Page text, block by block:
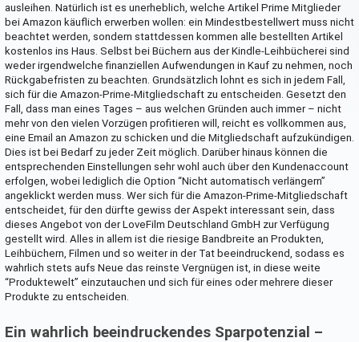
ausleihen. Natürlich ist es unerheblich, welche Artikel Prime Mitglieder
bei Amazon käuflich erwerben wollen: ein Mindestbestellwert muss nicht
beachtet werden, sondern stattdessen kommen alle bestellten Artikel
kostenlos ins Haus. Selbst bei Büchern aus der Kindle-Leihbücherei sind
weder irgendwelche finanziellen Aufwendungen in Kauf zu nehmen, noch
Rückgabefristen zu beachten. Grundsätzlich lohnt es sich in jedem Fall,
sich für die Amazon-Prime-Mitgliedschaft zu entscheiden. Gesetzt den
Fall, dass man eines Tages – aus welchen Gründen auch immer – nicht
mehr von den vielen Vorzügen profitieren will, reicht es vollkommen aus,
eine Email an Amazon zu schicken und die Mitgliedschaft aufzukündigen.
Dies ist bei Bedarf zu jeder Zeit möglich. Darüber hinaus können die
entsprechenden Einstellungen sehr wohl auch über den Kundenaccount
erfolgen, wobei lediglich die Option “Nicht automatisch verlängern”
angeklickt werden muss. Wer sich für die Amazon-Prime-Mitgliedschaft
entscheidet, für den dürfte gewiss der Aspekt interessant sein, dass
dieses Angebot von der LoveFilm Deutschland GmbH zur Verfügung
gestellt wird. Alles in allem ist die riesige Bandbreite an Produkten,
Leihbüchern, Filmen und so weiter in der Tat beeindruckend, sodass es
wahrlich stets aufs Neue das reinste Vergnügen ist, in diese weite
“Produktewelt” einzutauchen und sich für eines oder mehrere dieser
Produkte zu entscheiden.
Ein wahrlich beeindruckendes Sparpotenzial –